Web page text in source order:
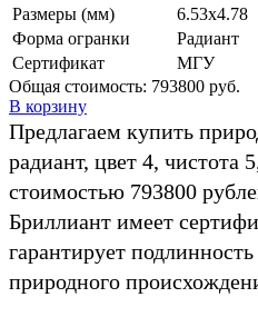
Размеры (мм)
6.53x4.78
Форма огранки
Радиант
Сертификат
МГУ
Общая стоимость: 793800 руб.
В корзину
Предлагаем купить
радиант, цвет 4, чистота
стоимостью 793800
Бриллиант имеет
гарантирует
природного